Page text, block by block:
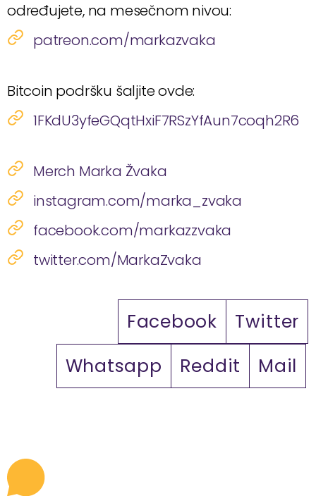
određujete, na mesečnom nivou:
patreon.com/markazvaka
Bitcoin podršku šaljite ovde:
1FKdU3yfeGQqtHxiF7RSzYfAun7coqh2R6
Merch Marka Žvaka
instagram.com/marka_zvaka
facebook.com/markazzvaka
twitter.com/MarkaZvaka
Facebook
Twitter
Whatsapp
Reddit Mail